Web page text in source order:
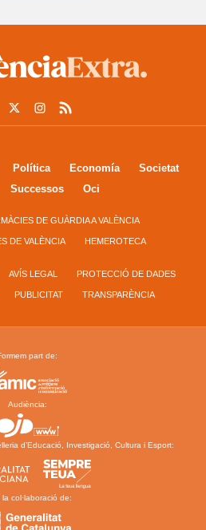
Política Economía
Societat
Successos Oci
DE GUÀRDIA A VALÈNCIA
DE VALÈNCIA HEMEROTECA
AVÍS LEGAL PROTECCIÓ DE DADES
PUBLICITAT TRANSPARÈNCIA
part de:
Audiència:
d’Educació, Investigació, Cultura i Esport:
la col·laboració de: